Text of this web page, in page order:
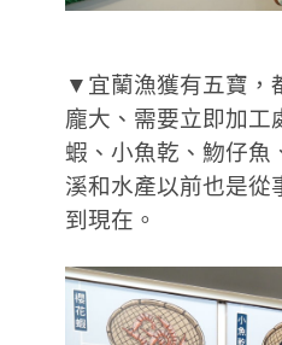
▼宜蘭漁獲有五寶，
龐大、需要立即加工
蝦、小魚乾、魩仔魚
溪和水產以前也是從
到現在。